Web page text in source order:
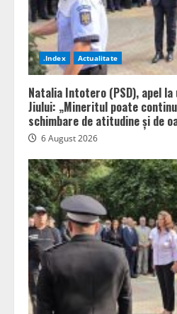
.Index Actualitate
Natalia Intotero (PSD), apel
Jiului: „Mineritul poate
schimbare de atitudine și de
6 August 2026